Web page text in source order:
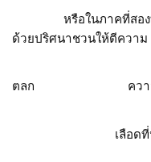
หรือในภาคที่สองที่ก
ด้วยปริศนาชวนให้ตีความ
เมื่อลมหา
ตลก ความสะทก
เมื่อน้ำตาร
เลือดที่หลั่งจะโ